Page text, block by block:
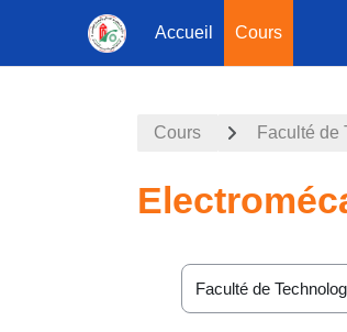
Accueil Cours
Cours Faculté de
Catégories de cours